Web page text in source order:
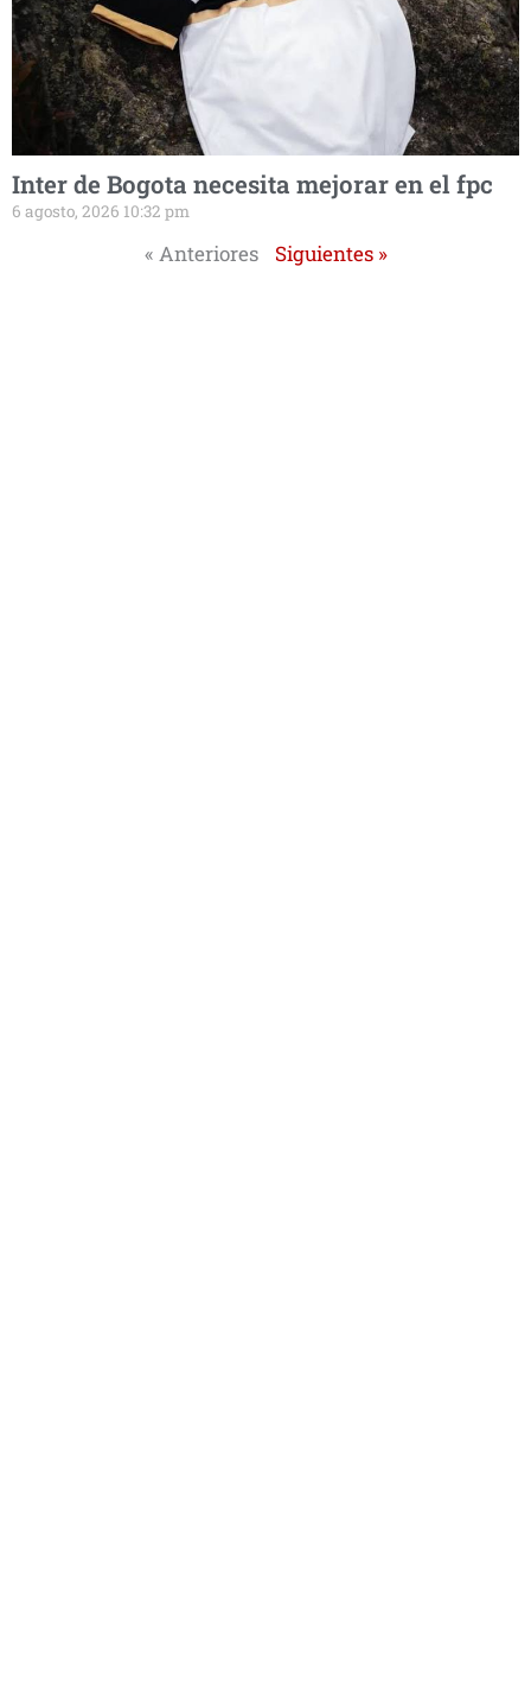
Inter de Bogota necesita mejorar en el fpc
6 agosto, 2026 10:32 pm
« Anteriores Siguientes »